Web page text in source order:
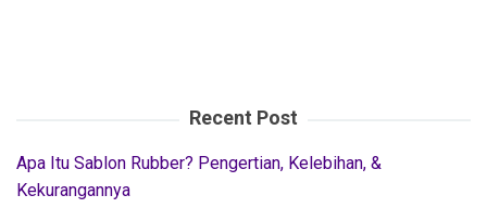
Recent Post
Apa Itu Sablon Rubber? Pengertian, Kelebihan, &
Kekurangannya